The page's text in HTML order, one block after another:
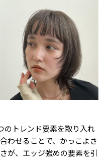
のトレンド要素を取り入れ
わせることで、かっこよさ
が、エッジ強めの要素を引